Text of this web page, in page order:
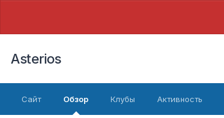
Asterios
Сайт Обзор Клубы Активность